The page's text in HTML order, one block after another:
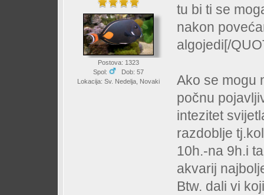
Postova: 1323
Spol:
Dob: 57
Lokacija: Sv. Nedelja, Novaki
tu bi ti se
nakon
algojedi[/
Ako se mogu
počnu
intezitet
razdoblje
10h.-na 9h.i
akvarij
Btw. dali vi